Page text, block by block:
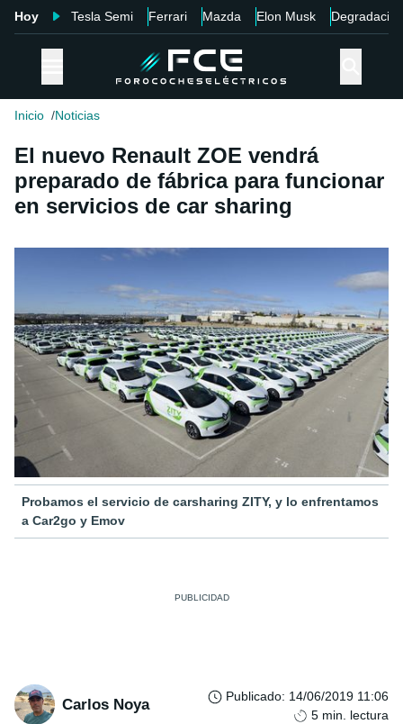
Hoy Tesla Semi Ferrari Mazda Elon Musk Degradación
Inicio Noticias
El nuevo Renault ZOE vendrá
preparado de fábrica para funcionar
en servicios de car sharing
Probamos el servicio de carsharing ZITY, y lo enfrentamos
a Car2go y Emov
Carlos Noya Publicado: 14/06/2019 11:06
5 min. lectura